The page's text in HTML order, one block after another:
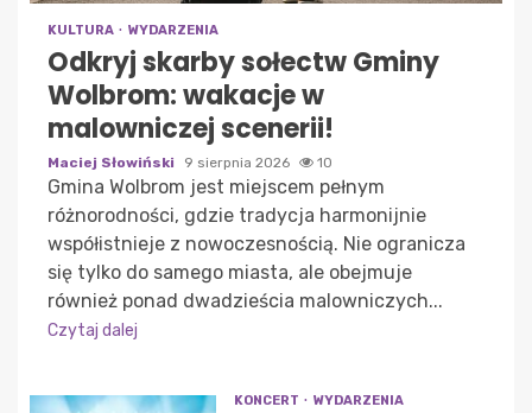
KULTURA WYDARZENIA
Odkryj skarby sołectw Gminy
Wolbrom: wakacje w
malowniczej scenerii!
Maciej Słowiński 9 sierpnia 2026 10
Gmina Wolbrom jest miejscem pełnym
różnorodności, gdzie tradycja harmonijnie
współistnieje z nowoczesnością. Nie ogranicza
się tylko do samego miasta, ale obejmuje
również ponad dwadzieścia malowniczych...
Czytaj dalej
KONCERT WYDARZENIA